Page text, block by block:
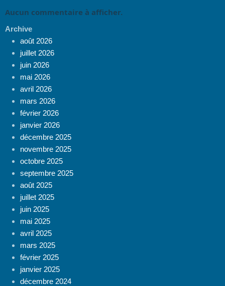
Aucun commentaire à afficher.
Archive
août 2026
juillet 2026
juin 2026
mai 2026
avril 2026
mars 2026
février 2026
janvier 2026
décembre 2025
novembre 2025
octobre 2025
septembre 2025
août 2025
juillet 2025
juin 2025
mai 2025
avril 2025
mars 2025
février 2025
janvier 2025
décembre 2024